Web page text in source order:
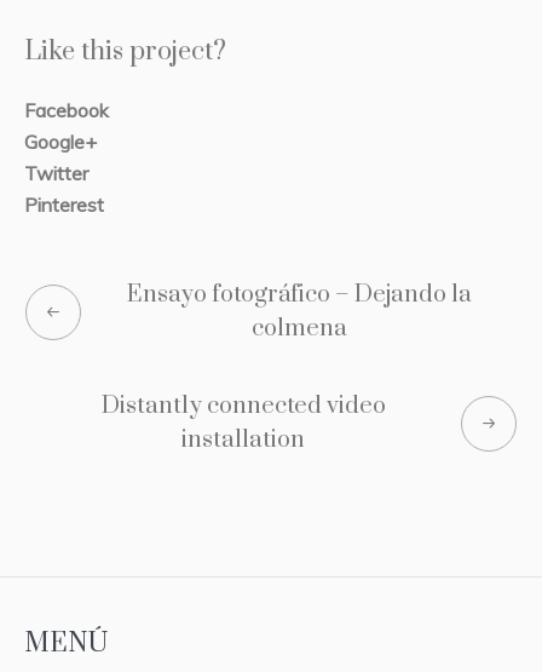
Like this project?
Facebook
Google+
Twitter
Pinterest
Ensayo fotográfico – Dejando la
colmena
Distantly connected video
installation
MENÚ